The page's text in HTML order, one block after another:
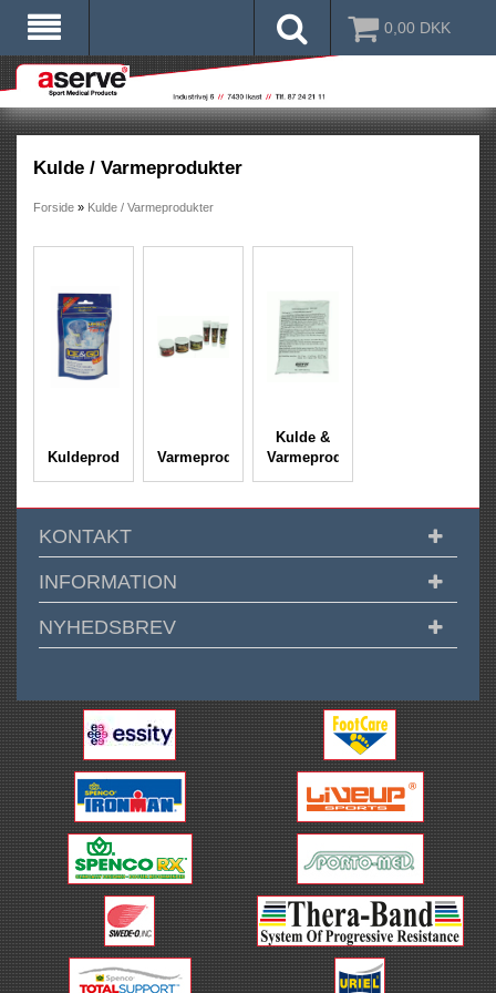
0,00 DKK
Kulde / Varmeprodukter
Forside » Kulde / Varmeprodukter
Kuldeprodukter Varmeprodukter
Kulde &
Varmeprodukter
KONTAKT
INFORMATION
NYHEDSBREV